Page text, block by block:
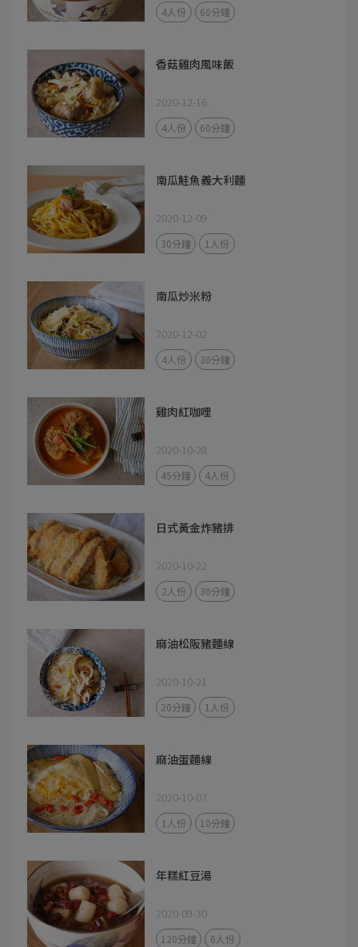
4人份 60分鐘
香菇雞肉風味飯
2020-12-16
4人份 60分鐘
南瓜鮭魚義大利麵
2020-12-09
30分鐘 1人份
南瓜炒米粉
2020-12-02
4人份 30分鐘
雞肉紅咖哩
2020-10-28
45分鐘 4人份
日式黃金炸豬排
2020-10-22
2人份 30分鐘
麻油松阪豬麵線
2020-10-21
20分鐘 1人份
麻油蛋麵線
2020-10-07
1人份 10分鐘
年糕紅豆湯
2020-09-30
120分鐘 6人份